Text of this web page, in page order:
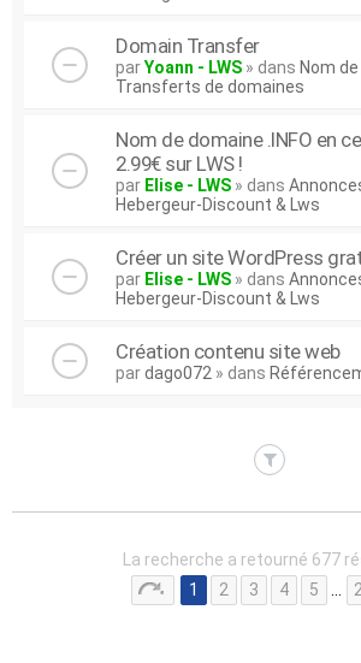
Domain Transfer
parYoann - LWS » dans Nom de
Transferts de domaines
Nom de domaine .INFO en
2.99€ sur LWS !
par Elise - LWS » dans
Hebergeur-Discount & Lws
Créer un site WordPress
par Elise - LWS » dans
Hebergeur-Discount & Lws
Création contenu site web
pardago072 » dans
La recherche a retourné 677
1
2 3 4 5